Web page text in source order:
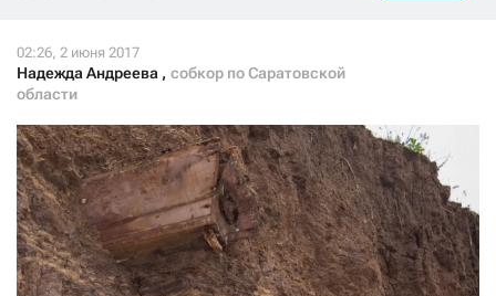
Надежда Андреева , собкор по Саратовской
области
Нажимая кнопку «Стать соучастником»,
я принимаю условия и подтверждаю свое гражданство РФ
ПОДЕЛИТЬСЯ С ДРУЗЬЯМИ
Если у вас есть вопросы, пишите donate@novayagazeta.ruили
звоните:
+7 (929) 612-03-68